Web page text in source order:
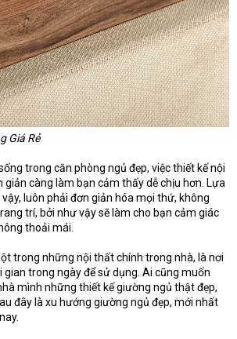
Giá Rẻ
trong căn phòng ngủ đẹp, việc thiết kế nội
giản càng làm bạn cảm thấy dễ chịu hơn. Lựa
luôn phải đơn giản hóa mọi thứ, không
trí, bởi như vậy sẽ làm cho bạn cảm giác
thoải mái.
trong những nội thất chính trong nhà, là nơi
gian trong ngày để sử dụng. Ai cũng muốn
mình những thiết kế giường ngủ thật đẹp,
đây là xu hướng giường ngủ đẹp, mới nhất